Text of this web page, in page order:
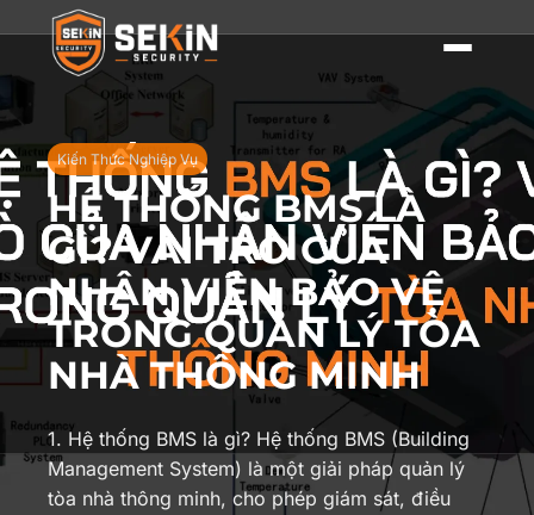
Kiến Thức Nghiệp Vụ
HỆ THỐNG BMS LÀ
GÌ? VAI TRÒ CỦA
NHÂN VIÊN BẢO VỆ
TRONG QUẢN LÝ TÒA
NHÀ THÔNG MINH
1. Hệ thống BMS là gì? Hệ thống BMS (Building
Management System) là một giải pháp quản lý
tòa nhà thông minh, cho phép giám sát, điều